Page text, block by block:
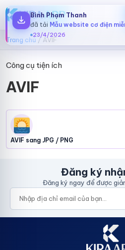
Trang chủ / AVIF
Công cụ tiện ích
AVIF
AVIF sang JPG / PNG
Đăng ký
Đăng ký ngay để được
Bình Phạm Thanh
đã tảiMẫu website cơ điện miễn phí
23/4/2026